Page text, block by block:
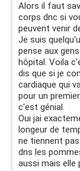
Alors il faut
corps dnc si
peuvent venir
Je suis
pense aux
hôpital. Voila
dis que si je
cardiaque qui
pour un
c'est génial.
Oui jai
longeur de
ne tiennent
dns les
aussi mais elle